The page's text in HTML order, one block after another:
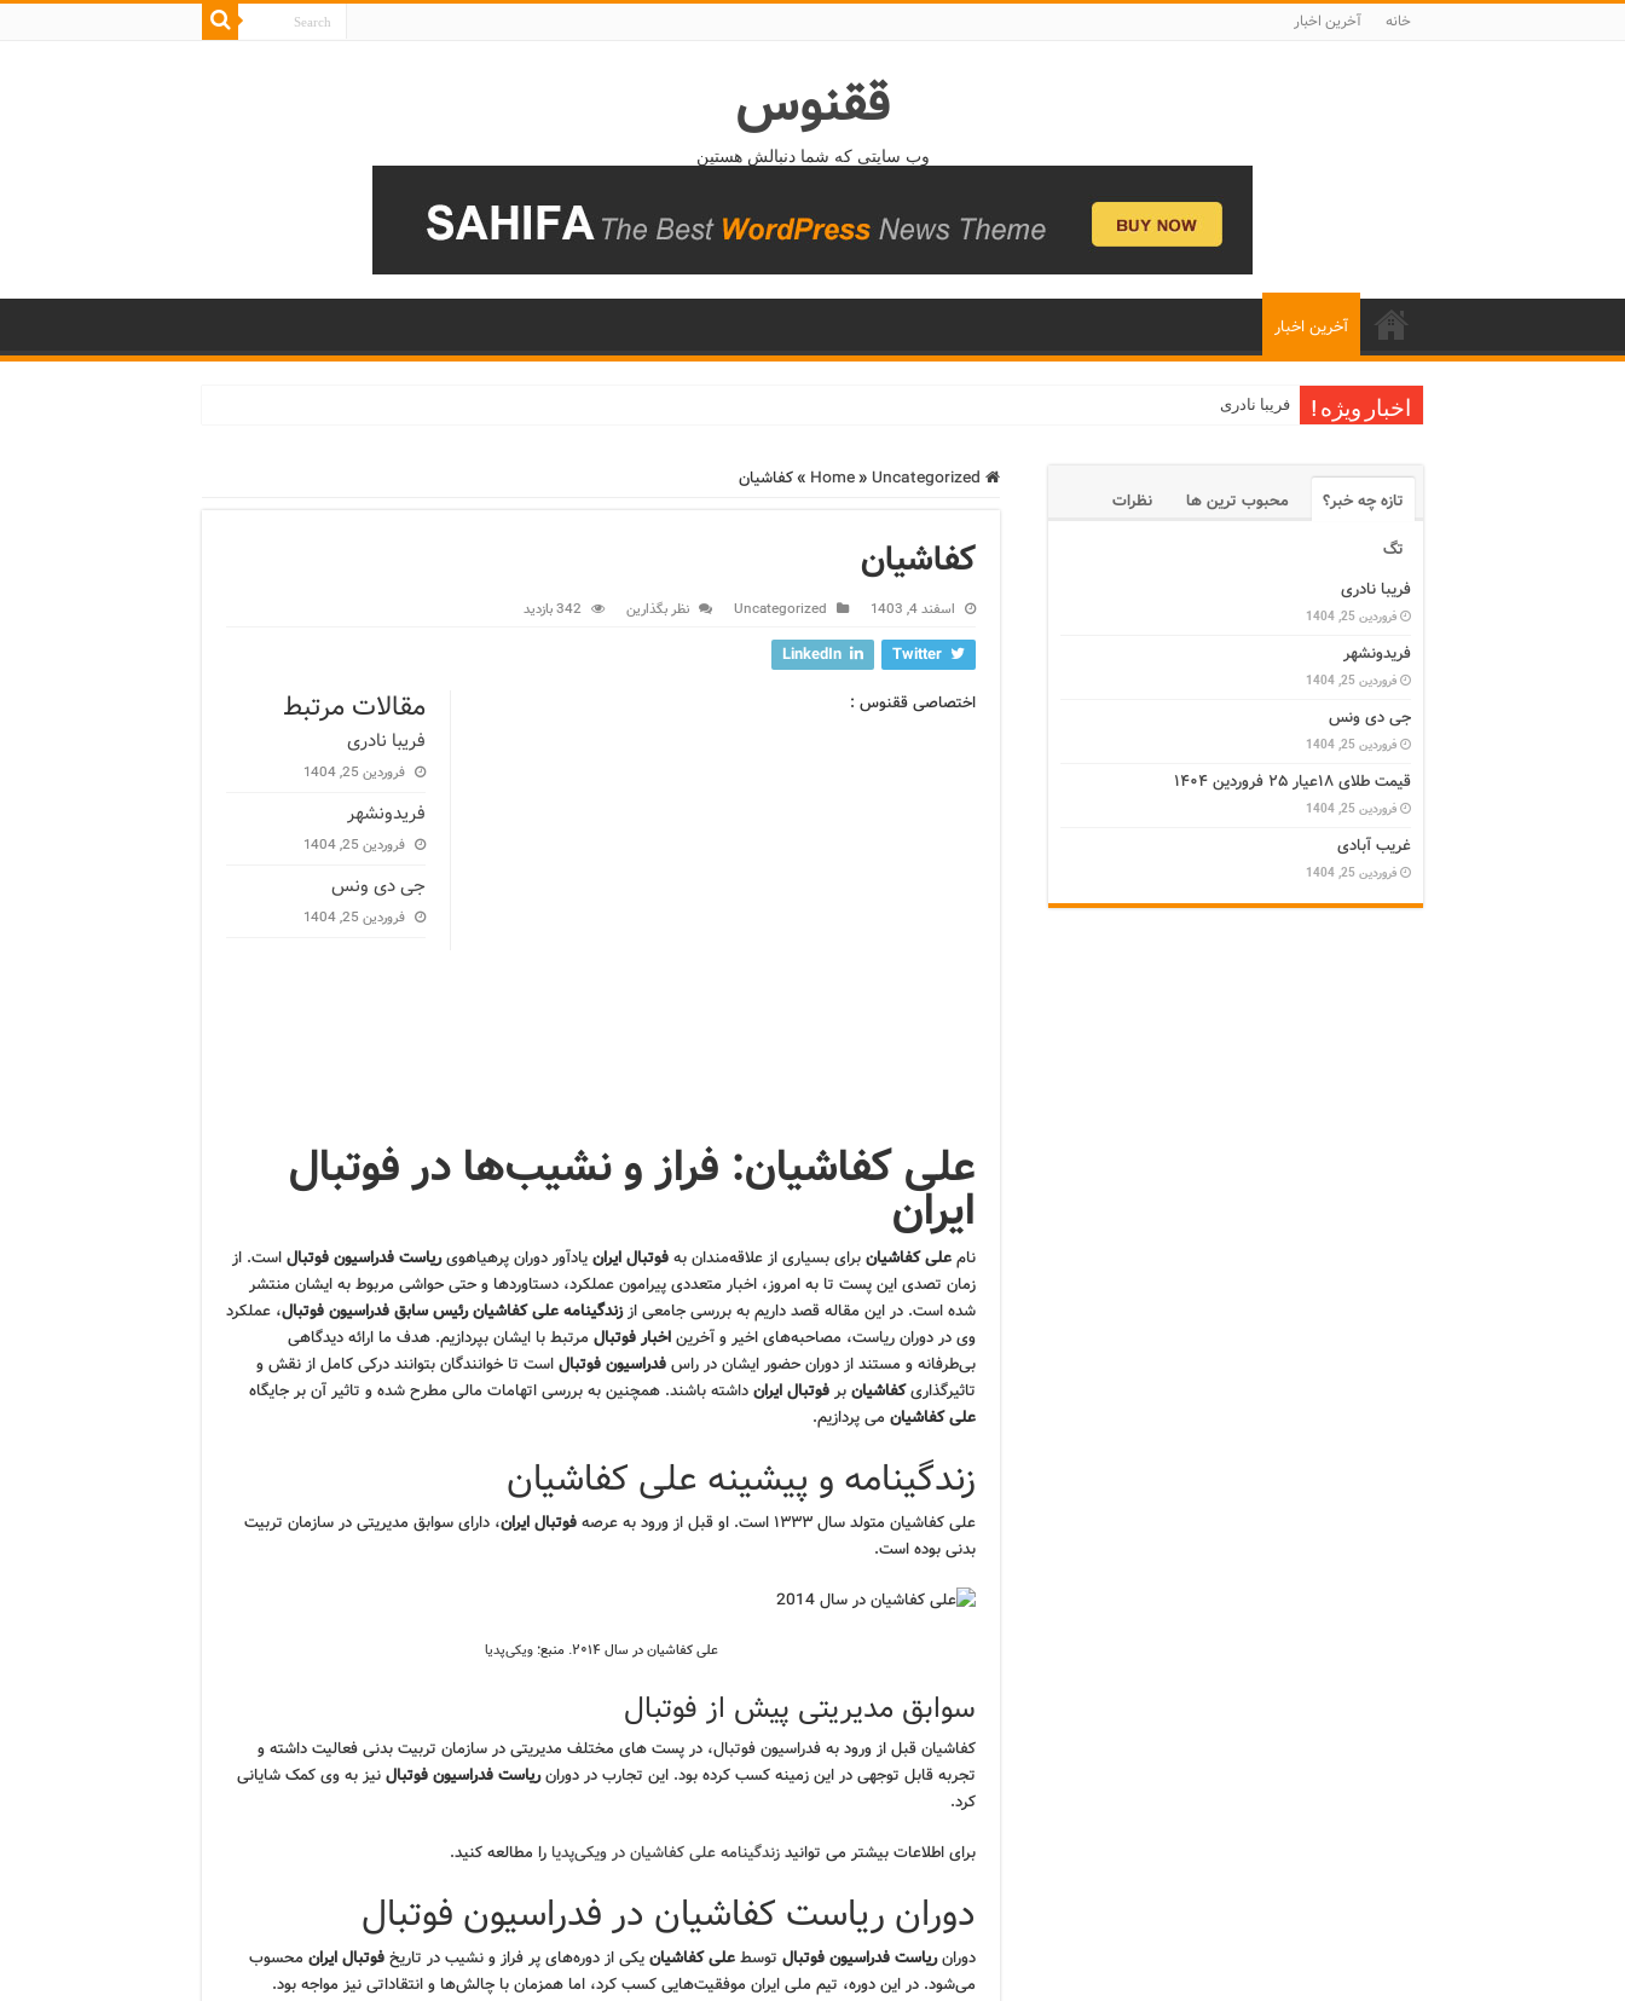
خانه آخرین اخبار
ققنوس
وب سایتی که شما دنبالش هستین
آخرین اخبار
اخبار ویژه ! فریبا نادری
» Uncategorized
»کفاشیان
کفاشیان
اسفند 4, 1403 Uncategorized نظر بگذارین 342 بازدید
Twitter
LinkedIn
مقالات مرتبط
فریبا نادری
فروردین 25, 1404
فریدونشهر
فروردین 25, 1404
جی دی ونس
فروردین 25, 1404
اختصاصی ققنوس :
علی کفاشیان: فراز و نشیب‌ها در فوتبال
ایران
نامعلی کفاشیانبرای بسیاری از علاقه‌مندان بهفوتبال ایرانیادآور دوران پرهیاهویریاست فدراسیون فوتبالاست. از
زمان تصدی این پست تا به امروز، اخبار متعددی پیرامون عملکرد، دستاوردها و حتی حواشی مربوط به ایشان منتشر
شده است. در این مقاله قصد داریم به بررسی جامعی اززندگینامه علی کفاشیان رئیس سابق فدراسیون فوتبال، عملکرد
وی در دوران ریاست، مصاحبه‌های اخیر و آخریناخبار فوتبال مرتبط با ایشان بپردازیم. هدف ما ارائه دیدگاهی
بی‌طرفانه و مستند از دوران حضور ایشان در راسفدراسیون فوتبالاست تا خوانندگان بتوانند درکی کامل از نقش و
تاثیرگذاریکفاشیانبرفوتبال ایرانداشته باشند. همچنین به بررسی اتهامات مالی مطرح شده و تاثیر آن بر جایگاه
علی کفاشیان می پردازیم.
زندگینامه و پیشینه علی کفاشیان
علی کفاشیان متولد سال ۱۳۳۳ است. او قبل از ورود به عرصه فوتبال ایران، دارای سوابق مدیریتی در سازمان تربیت
بدنی بوده است.
علی کفاشیان در سال ۲۰۱۴. منبع: ویکی‌پدیا
سوابق مدیریتی پیش از فوتبال
کفاشیان قبل از ورود به فدراسیون فوتبال، در پست های مختلف مدیریتی در سازمان تربیت بدنی فعالیت داشته و
تجربه قابل توجهی در این زمینه کسب کرده بود. این تجارب در دورانریاست فدراسیون فوتبالنیز به وی کمک شایانی
کرد.
برای اطلاعات بیشتر می توانیدزندگینامه علی کفاشیان در ویکی‌پدیا را مطالعه کنید.
دوران ریاست کفاشیان در فدراسیون فوتبال
دورانریاست فدراسیون فوتبال توسطعلی کفاشیانیکی از دوره‌های پر فراز و نشیب در تاریخفوتبال ایران محسوب
می‌شود. در این دوره، تیم ملی ایران موفقیت‌هایی کسب کرد، اما همزمان با چالش‌ها و انتقاداتی نیز مواجه بود.
تازه چه خبر؟ محبوب ترین ها
نظرات
تگ
فریبا نادری
فروردین 25, 1404
فریدونشهر
فروردین 25, 1404
جی دی ونس
فروردین 25, 1404
قیمت طلای ۱۸عیار ۲۵ فروردین ۱۴۰۴
فروردین 25, 1404
غریب آبادی
فروردین 25, 1404